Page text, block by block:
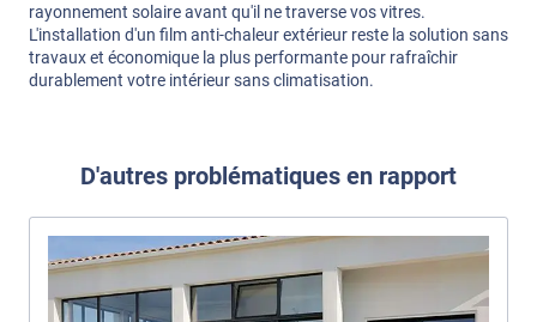
rayonnement solaire avant qu'il ne traverse vos vitres.
L'installation d'un film anti-chaleur extérieur reste la solution sans
travaux et économique la plus performante pour rafraîchir
durablement votre intérieur sans climatisation.
D'autres problématiques en rapport